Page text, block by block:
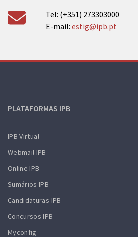
Tel: (+351) 273303000
E-mail: estig@ipb.pt
PLATAFORMAS IPB
IPB Virtual
Webmail IPB
Online IPB
Sumários IPB
Candidaturas IPB
Concursos IPB
Myconfig